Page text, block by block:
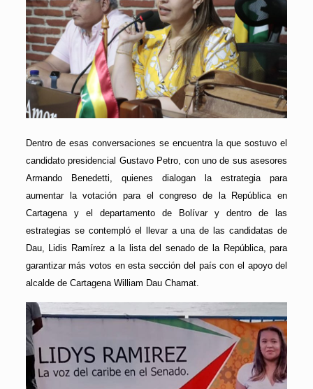
Dentro de esas conversaciones se encuentra la que sostuvo el
candidato presidencial Gustavo Petro, con uno de sus asesores
Armando Benedetti, quienes dialogan la estrategia para
aumentar la votación para el congreso de la República en
Cartagena y el departamento de Bolívar y dentro de las
estrategias se contempló el llevar a una de las candidatas de
Dau, Lidis Ramírez a la lista del senado de la República, para
garantizar más votos en esta sección del país con el apoyo del
alcalde de Cartagena William Dau Chamat.